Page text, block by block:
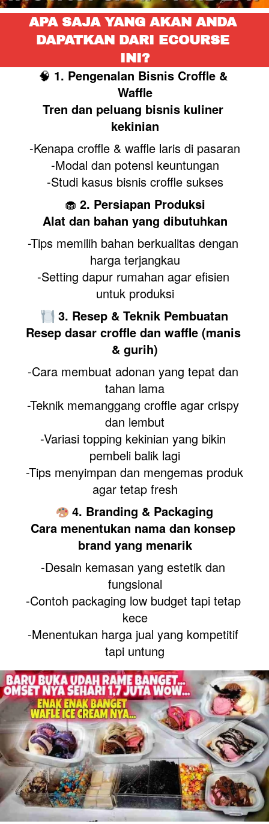
APA SAJA YANG AKAN ANDA
DAPATKAN DARI ECOURSE
INI?
🧠 1. Pengenalan Bisnis Croffle &
Waffle
Tren dan peluang bisnis kuliner
kekinian
-Kenapa croffle & waffle laris di pasaran
-Modal dan potensi keuntungan
-Studi kasus bisnis croffle sukses
🧁 2. Persiapan Produksi
Alat dan bahan yang dibutuhkan
-Tips memilih bahan berkualitas dengan
harga terjangkau
-Setting dapur rumahan agar efisien
untuk produksi
3. Resep & Teknik Pembuatan
Resep dasar croffle dan waffle (manis
& gurih)
-Cara membuat adonan yang tepat dan
tahan lama
-Teknik memanggang croffle agar crispy
dan lembut
-Variasi topping kekinian yang bikin
pembeli balik lagi
-Tips menyimpan dan mengemas produk
agar tetap fresh
4. Branding & Packaging
Cara menentukan nama dan konsep
brand yang menarik
-Desain kemasan yang estetik dan
fungsional
-Contoh packaging low budget tapi tetap
kece
-Menentukan harga jual yang kompetitif
tapi untung